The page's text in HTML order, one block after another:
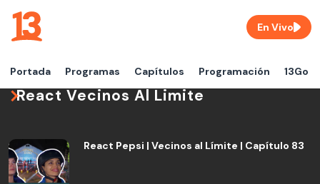
Portada Programas Capítulos Programación 13Go
En Vivo
React Vecinos Al Limite
React Pepsi | Vecinos al Límite | Capítulo 83